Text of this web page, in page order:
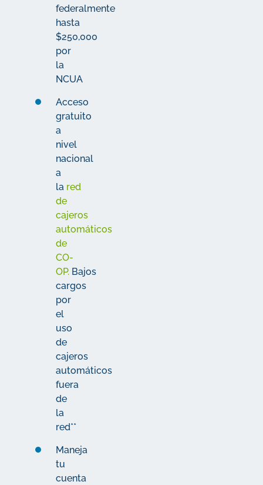
federalmente
hasta
$250,000
por
la
NCUA
Acceso
gratuito
a
nivel
nacional
a
la red
de
cajeros
automáticos
de
CO-
OP. Bajos
cargos
por
el
uso
de
cajeros
automáticos
fuera
de
la
red**
Maneja
tu
cuenta